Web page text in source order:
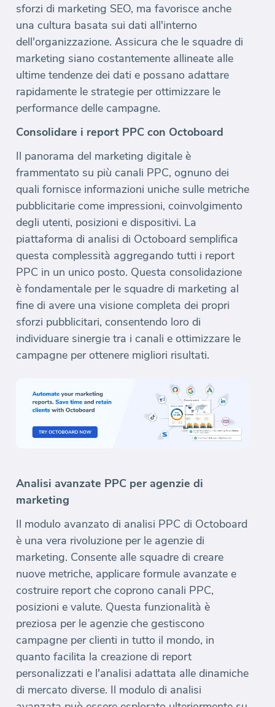
sforzi di marketing SEO, ma favorisce anche
una cultura basata sui dati all'interno
dell'organizzazione. Assicura che le squadre di
marketing siano costantemente allineate alle
ultime tendenze dei dati e possano adattare
rapidamente le strategie per ottimizzare le
performance delle campagne.
Consolidare i report PPC con Octoboard
Il panorama del marketing digitale è
frammentato su più canali PPC, ognuno dei
quali fornisce informazioni uniche sulle metriche
pubblicitarie come impressioni, coinvolgimento
degli utenti, posizioni e dispositivi. La
piattaforma di analisi di Octoboard semplifica
questa complessità aggregando tutti i report
PPC in un unico posto. Questa consolidazione
è fondamentale per le squadre di marketing al
fine di avere una visione completa dei propri
sforzi pubblicitari, consentendo loro di
individuare sinergie tra i canali e ottimizzare le
campagne per ottenere migliori risultati.
Analisi avanzate PPC per agenzie di
marketing
Il modulo avanzato di analisi PPC di Octoboard
è una vera rivoluzione per le agenzie di
marketing. Consente alle squadre di creare
nuove metriche, applicare formule avanzate e
costruire report che coprono canali PPC,
posizioni e valute. Questa funzionalità è
preziosa per le agenzie che gestiscono
campagne per clienti in tutto il mondo, in
quanto facilita la creazione di report
personalizzati e l'analisi adattata alle dinamiche
di mercato diverse. Il modulo di analisi